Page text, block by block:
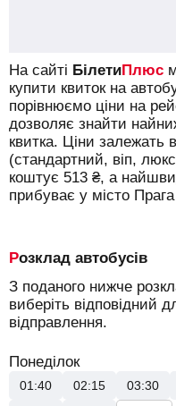
На сайті БілетиПлюс
купити квиток на
порівнюємо ціни на
дозволяє знайти
квитка. Ціни залежать
(стандартний, віп,
коштує 513 ₴, а
прибуває у місто
Розклад автобусів
З поданого нижче
виберіть відповідний
відправлення.
Понеділок
01:40 02:15 03:30